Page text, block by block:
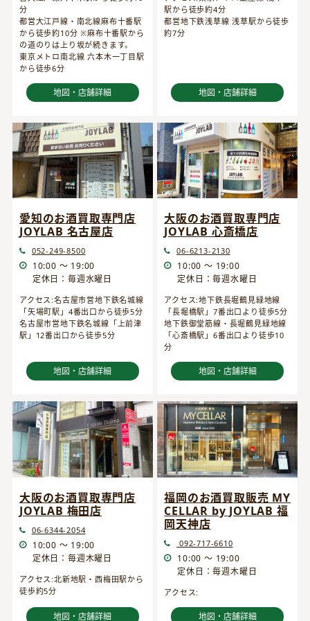
分
都営大江戸線・南北線麻布十番駅
から徒歩約10分 ※麻布十番駅から
の道のりは上り坂が続きます。
東京メトロ南北線 六本木一丁目駅
から徒歩6分
地図・店舗詳細
駅から徒歩約4分
都営地下鉄浅草線 浅草駅から徒歩
約7分
地図・店舗詳細
愛知のお酒買取専門店
JOYLAB 名古屋店
052-249-8500
10:00 ～ 19:00
定休日：毎週水曜日
アクセス:名古屋市営地下鉄名城線
「矢場町駅」4番出口から徒歩5分
名古屋市営地下鉄名城線「上前津
駅」12番出口から徒歩5分
地図・店舗詳細
大阪のお酒買取専門店
JOYLAB 心斎橋店
06-6213-2130
10:00 ～ 19:00
定休日：毎週水曜日
アクセス:地下鉄長堀鶴見緑地線
「長堀橋駅」7番出口より徒歩5分
地下鉄御堂筋線・長堀鶴見緑地線
「心斎橋駅」6番出口より徒歩10
分
地図・店舗詳細
大阪のお酒買取専門店
JOYLAB 梅田店
06-6344-2054
10:00 ～ 19:00
定休日：毎週木曜日
アクセス:北新地駅・西梅田駅から
徒歩約5分
地図・店舗詳細
福岡のお酒買取販売 MY
CELLAR by JOYLAB 福
岡天神店
092-717-6610
10:00 ～ 19:00
定休日：毎週木曜日
アクセス:
地図・店舗詳細